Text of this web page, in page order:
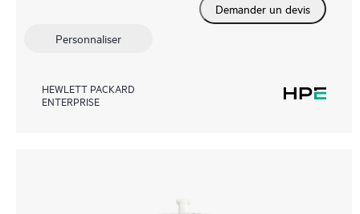
Demander un devis
Personnaliser
HEWLETT PACKARD
ENTERPRISE